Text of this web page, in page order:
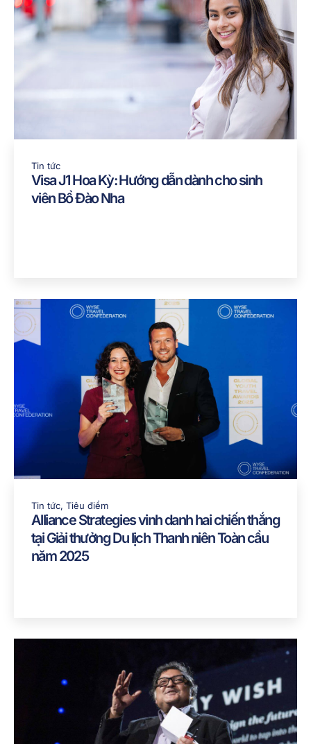
Tin tức
Visa J1 Hoa Kỳ: Hướng dẫn dành cho sinh
viên Bồ Đào Nha
Tin tức, Tiêu điểm
Alliance Strategies vinh danh hai chiến thắng
tại Giải thưởng Du lịch Thanh niên Toàn cầu
năm 2025